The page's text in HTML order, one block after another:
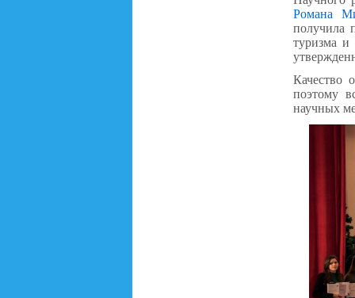
Романа
получила
туризма и
Качество
поэтому
научных